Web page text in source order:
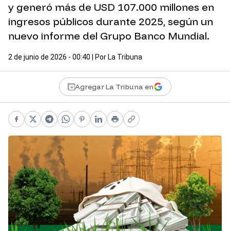
y generó más de USD 107.000 millones en
ingresos públicos durante 2025, según un
nuevo informe del Grupo Banco Mundial.
2 de junio de 2026 - 00:40 | Por La Tribuna
Agregar La Tribuna en
Facebook
X Telegram
WhatsApp
Pinterest
LinkedIn
PrintCopy link